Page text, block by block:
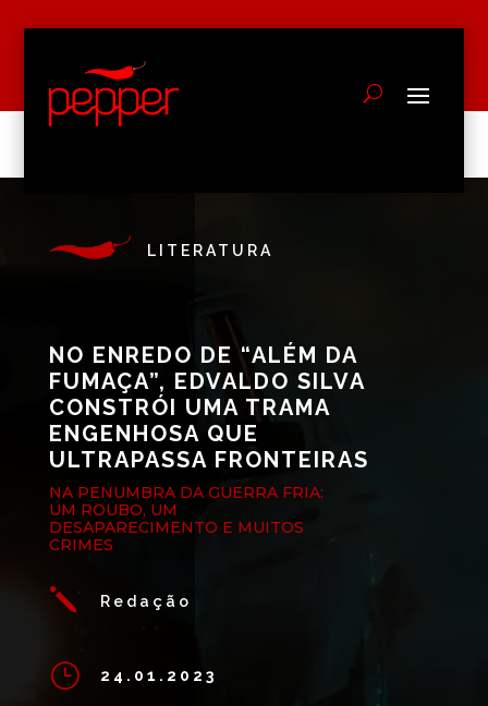
LITERATURA
NO ENREDO DE “ALÉM DA
FUMAÇA”, EDVALDO SILVA
CONSTRÓI UMA TRAMA
ENGENHOSA QUE
ULTRAPASSA FRONTEIRAS
NA PENUMBRA DA GUERRA FRIA:
UM ROUBO, UM
DESAPARECIMENTO E MUITOS
CRIMES
j Redação
} 24.01.2023